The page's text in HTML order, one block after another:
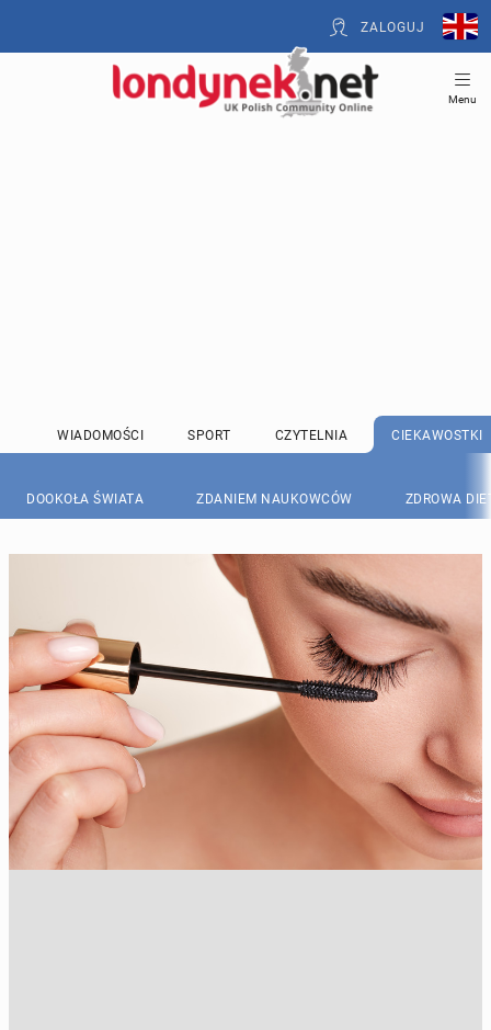
ZALOGUJ
Menu
WIADOMOŚCI SPORT CZYTELNIA CIEKAWOSTKI
DOOKOŁA ŚWIATA ZDANIEM NAUKOWCÓW ZDROWA